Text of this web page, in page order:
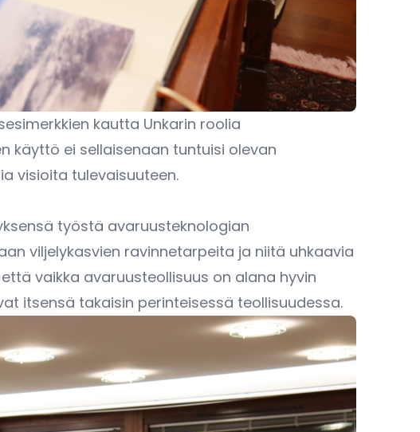
kautta Unkarin roolia
käyttö ei sellaisenaan tuntuisi olevan
visioita tulevaisuuteen.
työstä avaruusteknologian
viljelykasvien ravinnetarpeita ja niitä uhkaavia
vaikka avaruusteollisuus on alana hyvin
itsensä takaisin perinteisessä teollisuudessa.